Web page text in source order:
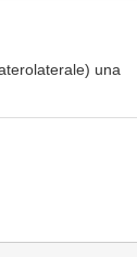
una